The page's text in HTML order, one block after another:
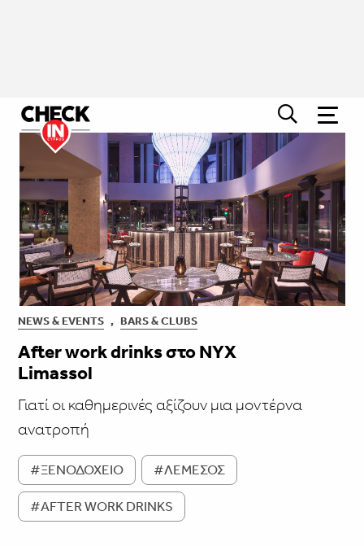
NEWS & EVENTS , BARS & CLUBS
After work drinks στο ΝYX
Limassol
Γιατί οι καθημερινές αξίζουν μια μοντέρνα
ανατροπή
#ΞΕΝΟΔΟΧΕΙΟ #ΛΕΜΕΣΟΣ
#AFTER WORK DRINKS